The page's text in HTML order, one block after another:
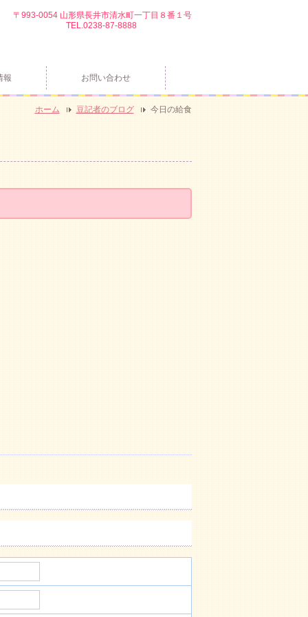
〒993-0054 山形県長井市清水町一丁目８番１号
TEL.0238-87-8888
報 お問い合わせ
ホーム 豆記者のブログ 今日の給食